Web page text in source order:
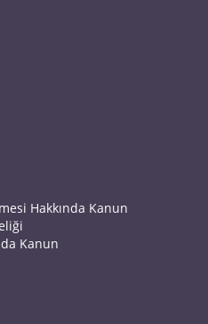
Hakkında Kanun
Kanun